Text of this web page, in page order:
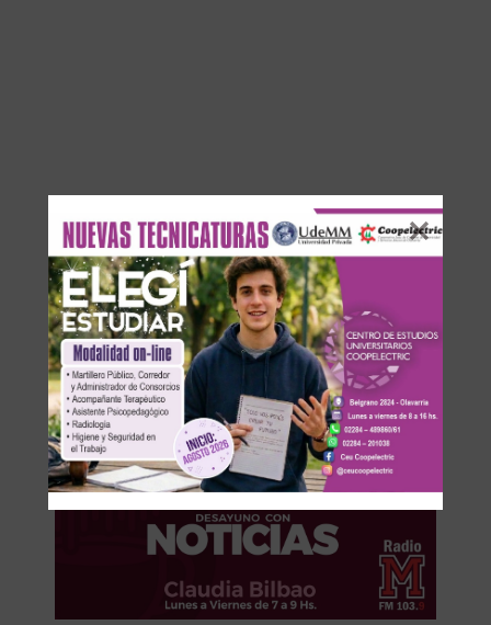
Los comentarios están cerrados.